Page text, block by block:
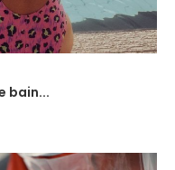
bain...